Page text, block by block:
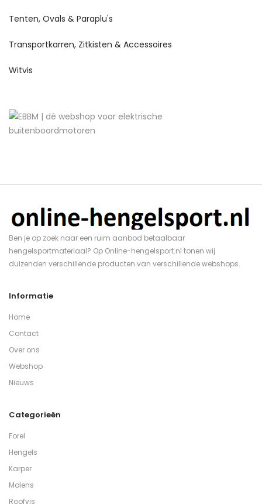
Tenten, Ovals & Paraplu's
Transportkarren, Zitkisten & Accessoires
Witvis
Ben je op zoek naar een ruim aanbod betaalbaar
hengelsportmateriaal? Op Online-hengelsport.nl tonen wij
duizenden verschillende producten van verschillende webshops.
Informatie
Home
Contact
Over ons
Webshop
Nieuws
Categorieën
Forel
Hengels
Karper
Molens
Roofvis